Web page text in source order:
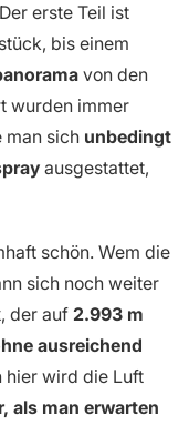
Der erste Teil ist
bis einem
von den
wurden immer
man sich unbedingt
ausgestattet,
schön. Wem die
sich noch weiter
, der auf 2.993 m
ausreichend
hier wird die Luft
als man erwarten